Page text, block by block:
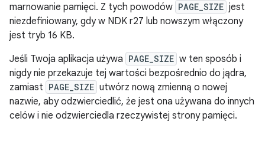
marnowanie pamięci. Z tych powodów PAGE_SIZE jest
niezdefiniowany, gdy w NDK r27 lub nowszym włączony
jest tryb 16 KB.
Jeśli Twoja aplikacja używa PAGE_SIZE w ten sposób i
nigdy nie przekazuje tej wartości bezpośrednio do jądra,
zamiast PAGE_SIZE utwórz nową zmienną o nowej
nazwie, aby odzwierciedlić, że jest ona używana do innych
celów i nie odzwierciedla rzeczywistej strony pamięci.